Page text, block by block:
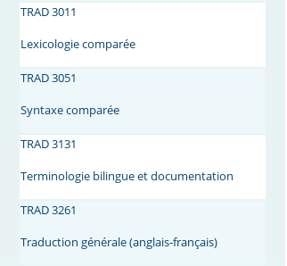
TRAD 3011
Lexicologie comparée
TRAD 3051
Syntaxe comparée
TRAD 3131
Terminologie bilingue et documentation
TRAD 3261
Traduction générale (anglais-français)